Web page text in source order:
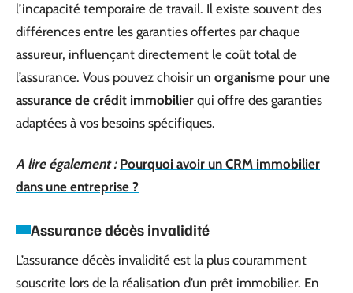
l’incapacité temporaire de travail. Il existe souvent des
différences entre les garanties offertes par chaque
assureur, influençant directement le coût total de
l’assurance. Vous pouvez choisir un organisme pour une
assurance de crédit immobilier qui offre des garanties
adaptées à vos besoins spécifiques.
A lire également : Pourquoi avoir un CRM immobilier
dans une entreprise ?
Assurance décès invalidité
L’assurance décès invalidité est la plus couramment
souscrite lors de la réalisation d’un prêt immobilier. En